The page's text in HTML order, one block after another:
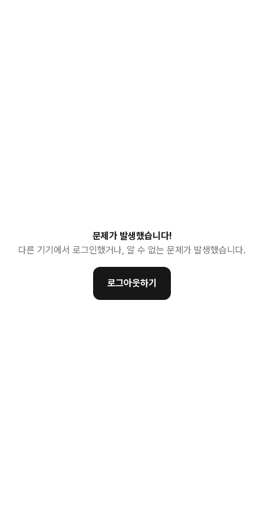
문제가 발생했습니다!
다른 기기에서 로그인했거나, 알 수 없는 문제가 발생했습니다.
로그아웃하기